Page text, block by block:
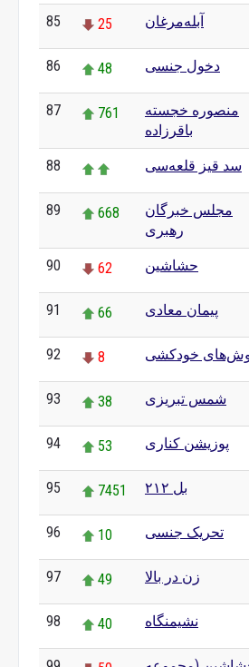
85 25 آبله‌مرغان
86 48 دخول جنسی
87 761
منصوره خجسته
باقرزاده
88 سد قیز قلعه‌سی
89 668
مجلس خبرگان
رهبری
90 62 حشاشین
91 66 پیمان معادی
92 8 خودکشی
93 38 شمس تبریزی
94 53 پوزیشن کناری
95 7451 بل ۲۱۲
96 10 تحریک جنسی
97 49 زن در بالا
98 40 نشیمنگاه